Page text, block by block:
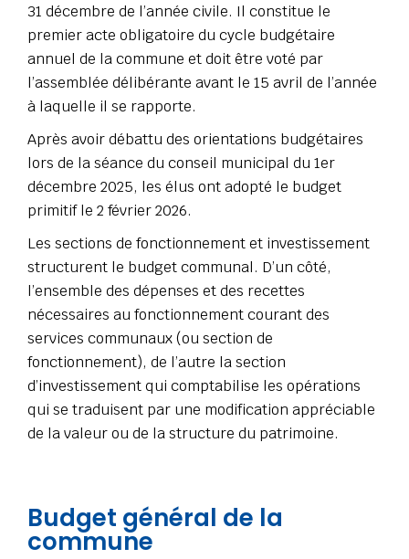
31 décembre de l’année civile. Il constitue le
premier acte obligatoire du cycle budgétaire
annuel de la commune et doit être voté par
l’assemblée délibérante avant le 15 avril de l’année
à laquelle il se rapporte.
Après avoir débattu des orientations budgétaires
lors de la séance du conseil municipal du 1er
décembre 2025, les élus ont adopté le budget
primitif le 2 février 2026.
Les sections de fonctionnement et investissement
structurent le budget communal. D’un côté,
l’ensemble des dépenses et des recettes
nécessaires au fonctionnement courant des
services communaux (ou section de
fonctionnement), de l’autre la section
d’investissement qui comptabilise les opérations
qui se traduisent par une modification appréciable
de la valeur ou de la structure du patrimoine.
Budget général de la
commune